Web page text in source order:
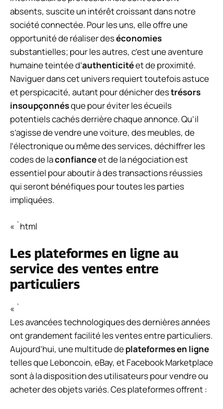
absents, suscite un intérêt croissant dans notre
société connectée. Pour les uns, elle offre une
opportunité de réaliser deséconomies
substantielles; pour les autres, c’est une aventure
humaine teintée d’authenticitéet de proximité.
Naviguer dans cet univers requiert toutefois astuce
et perspicacité, autant pour dénicher destrésors
insoupçonnésque pour éviter les écueils
potentiels cachés derrière chaque annonce. Qu’il
s’agisse de vendre une voiture, des meubles, de
l’électronique ou même des services, déchiffrer les
codes de laconfianceet de la négociation est
essentiel pour aboutir à des transactions réussies
qui seront bénéfiques pour toutes les parties
impliquées.
« `html
Les plateformes en ligne au
service des ventes entre
particuliers
« `
Les avancées technologiques des dernières années
ont grandement facilité les ventes entre particuliers.
Aujourd’hui, une multitude deplateformes en ligne
telles que Leboncoin, eBay, et Facebook Marketplace
sont à la disposition des utilisateurs pour vendre ou
acheter des objets variés. Ces plateformes offrent :